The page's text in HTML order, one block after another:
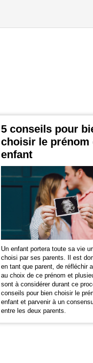
5 conseils pour
choisir le prénom
enfant
Un enfant portera toute sa vie
choisi par ses parents. Il est
en tant que parent, de réfléchir
au choix de ce prénom et
sont à considérer durant ce
conseils pour bien choisir le
enfant et parvenir à un
entre les deux parents.